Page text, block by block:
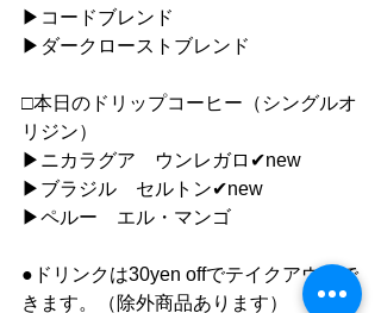
▶︎コードブレンド
▶︎ダークローストブレンド
□本日のドリップコーヒー（シングルオ
リジン）
▶︎ニカラグア　ウンレガロ✔︎new
▶︎ブラジル　セルトン✔︎new
▶︎ペルー　エル・マンゴ
●ドリンクは30yen offでテイクアウトで
きます。（除外商品あります）